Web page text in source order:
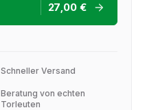
27,00 €
Schneller Versand
Beratung von echten
Torleuten